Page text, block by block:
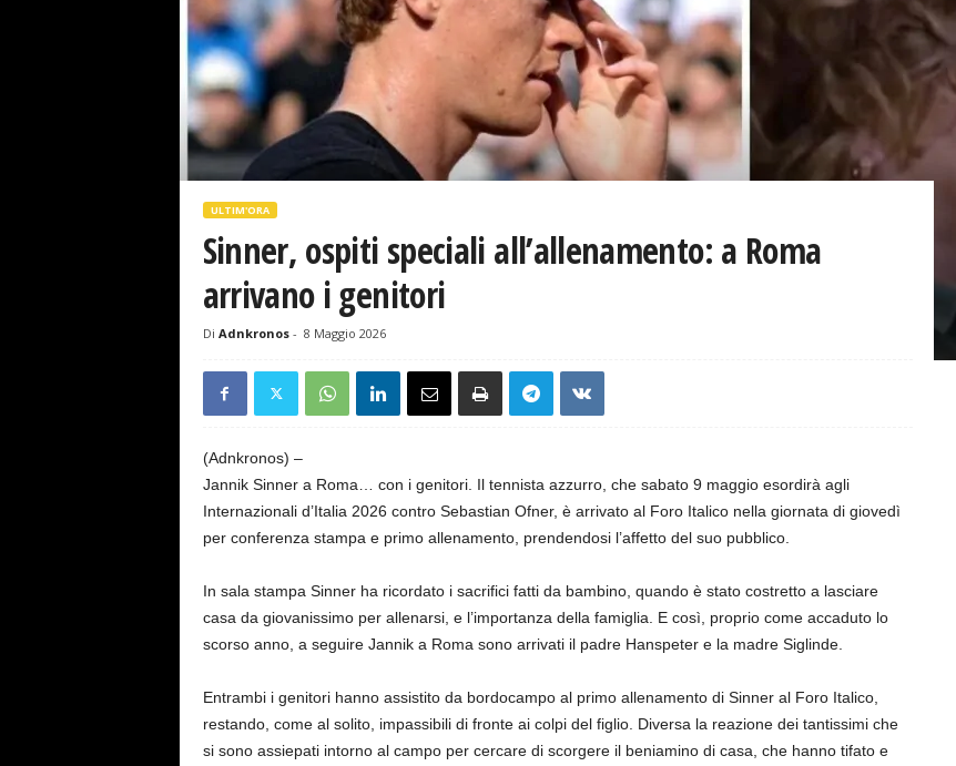
ULTIM'ORA
Sinner, ospiti speciali all’allenamento: a Roma
arrivano i genitori
Di Adnkronos- 8 Maggio 2026
(Adnkronos) –
Jannik Sinner a Roma… con i genitori. Il tennista azzurro, che sabato 9 maggio esordirà agli
Internazionali d’Italia 2026 contro Sebastian Ofner, è arrivato al Foro Italico nella giornata di giovedì
per conferenza stampa e primo allenamento, prendendosi l’affetto del suo pubblico.
In sala stampa Sinner ha ricordato i sacrifici fatti da bambino, quando è stato costretto a lasciare
casa da giovanissimo per allenarsi, e l’importanza della famiglia. E così, proprio come accaduto lo
scorso anno, a seguire Jannik a Roma sono arrivati il padre Hanspeter e la madre Siglinde.
Entrambi i genitori hanno assistito da bordocampo al primo allenamento di Sinner al Foro Italico,
restando, come al solito, impassibili di fronte ai colpi del figlio. Diversa la reazione dei tantissimi che
si sono assiepati intorno al campo per cercare di scorgere il beniamino di casa, che hanno tifato e